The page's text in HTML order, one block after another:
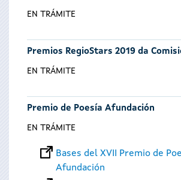
aquíEN TRÁMITE
Premios RegioStars 2019 da
EN TRÁMITE
Premio de Poesía Afundación
EN TRÁMITE
Bases del XVII Premio de
Afundación